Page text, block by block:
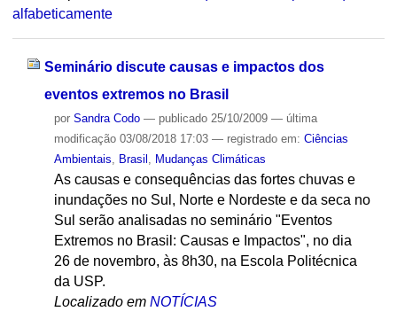
alfabeticamente
Seminário discute causas e impactos dos
eventos extremos no Brasil
por Sandra Codo — publicado25/10/2009 — última
modificação03/08/2018 17:03 — registrado em: Ciências
Ambientais
Brasil Mudanças Climáticas
As causas e consequências das fortes chuvas e
inundações no Sul, Norte e Nordeste e da seca no
Sul serão analisadas no seminário "Eventos
Extremos no Brasil: Causas e Impactos", no dia
26 de novembro, às 8h30, na Escola Politécnica
da USP.
Localizado em NOTÍCIAS